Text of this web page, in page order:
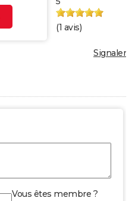
(1 avis)
Signaler
Vous êtes membre ?